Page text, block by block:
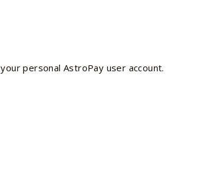
personal AstroPay user account.